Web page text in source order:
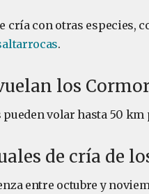
cría con otras especies,
.
los
volar hasta 50 km
de cría de
entre octubre y